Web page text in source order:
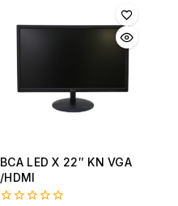
BCA LED X 22″ KN VGA
/HDMI